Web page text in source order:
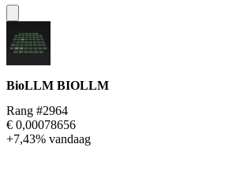
BioLLM BIOLLM
Rang #2964
€ 0,00078656
+7,43% vandaag